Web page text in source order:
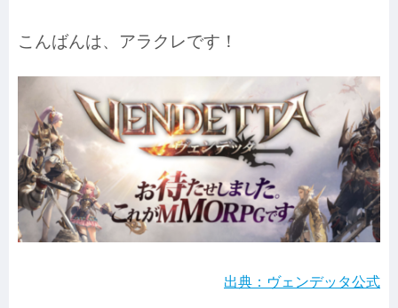
こんばんは、アラクレです！
出典：ヴェンデッタ公式